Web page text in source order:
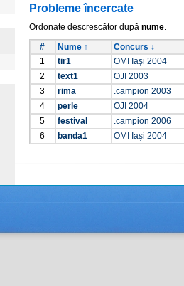
Probleme încercate
Ordonate descrescător după nume.
#
Nume ↑
Concurs ↓
1
tir1
OMI Iaşi 2004
2
text1
OJI 2003
3
rima
.campion 2003
4
perle
OJI 2004
5
festival
.campion 2006
6
banda1 OMI Iaşi 2004